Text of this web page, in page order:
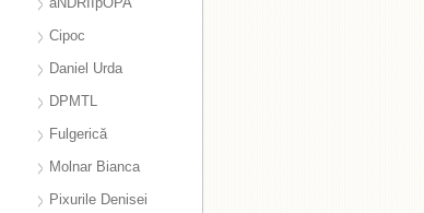
Cipoc
Daniel Urda
DPMTL
Fulgerică
Molnar Bianca
Pixurile Denisei